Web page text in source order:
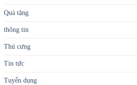
Quà tặng
thông tin
Thú cưng
Tin tức
Tuyển dụng